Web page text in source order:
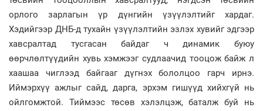
орлого зарлагын үр дүнгийн үзүүлэлтийг хардаг.
Хэдийгээр ДНБ-д тухайн үзүүлэлтийн эзлэх хувийг эдгээр
хавсралтад тусгасан байдаг ч динамик буюу
өөрчлөлтүүдийн хувь хэмжээг судлаачид тооцож байж л
хаашаа чиглээд байгааг дүгнэх бололцоо гарч ирнэ.
Иймэрхүү ажлыг сайд, дарга, эрхэм гишүүд хийхгүй нь
ойлгомжтой. Тиймээс төсөв хэлэлцэж, баталж буй нь